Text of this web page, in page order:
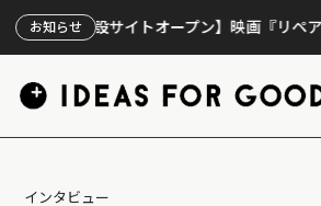
お知らせ
サイトオープン】映画『リペアカフェ』、
インタビュー